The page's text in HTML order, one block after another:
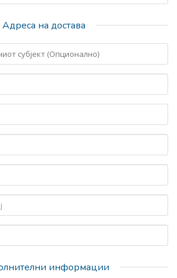
Адреса на достава
информации